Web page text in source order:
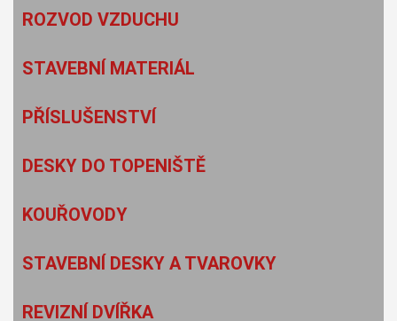
ROZVOD VZDUCHU
STAVEBNÍ MATERIÁL
PŘÍSLUŠENSTVÍ
DESKY DO TOPENIŠTĚ
KOUŘOVODY
STAVEBNÍ DESKY A TVAROVKY
REVIZNÍ DVÍŘKA